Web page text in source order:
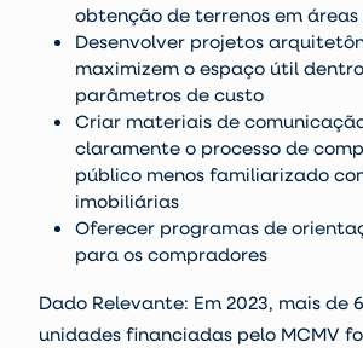
obtenção de terrenos em
Desenvolver projetos
maximizem o espaço útil
parâmetros de custo
Criar materiais de
claramente o processo de
público menos familiarizado
imobiliárias
Oferecer programas de
para os compradores
Dado Relevante: Em 2023, mais de
unidades financiadas pelo MCMV